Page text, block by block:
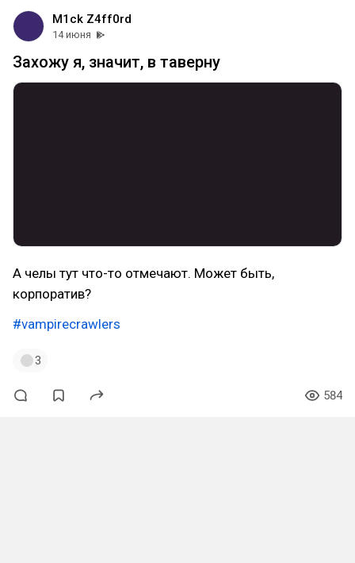
M1ck Z4ff0rd
14 июня
Захожу я, значит, в таверну
А челы тут что-то отмечают. Может быть,
корпоратив?
#vampirecrawlers
3
584